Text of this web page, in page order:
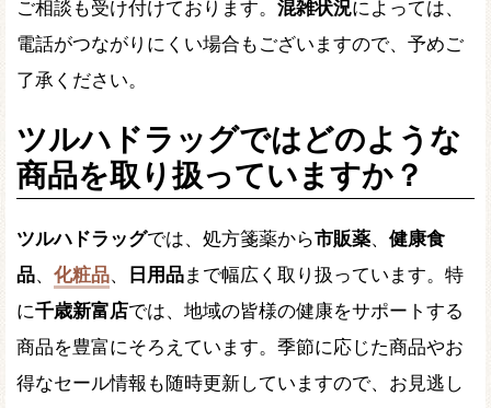
ご相談も受け付けております。 混雑状況によっては、
電話がつながりにくい場合もございますので、予めご
了承ください。
ツルハドラッグではどのような
商品を取り扱っていますか？
ツルハドラッグでは、処方箋薬から市販薬、 健康食
品、 化粧品、 日用品まで幅広く取り扱っています。特
に千歳新富店では、地域の皆様の健康をサポートする
商品を豊富にそろえています。季節に応じた商品やお
得なセール情報も随時更新していますので、お見逃し